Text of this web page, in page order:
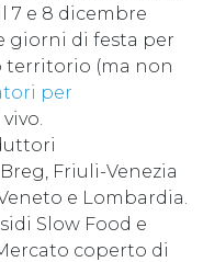
7 e 8 dicembre
giorni di festa per
territorio (ma non
per
Friuli-Venezia
e Lombardia.
Slow Food e
coperto di